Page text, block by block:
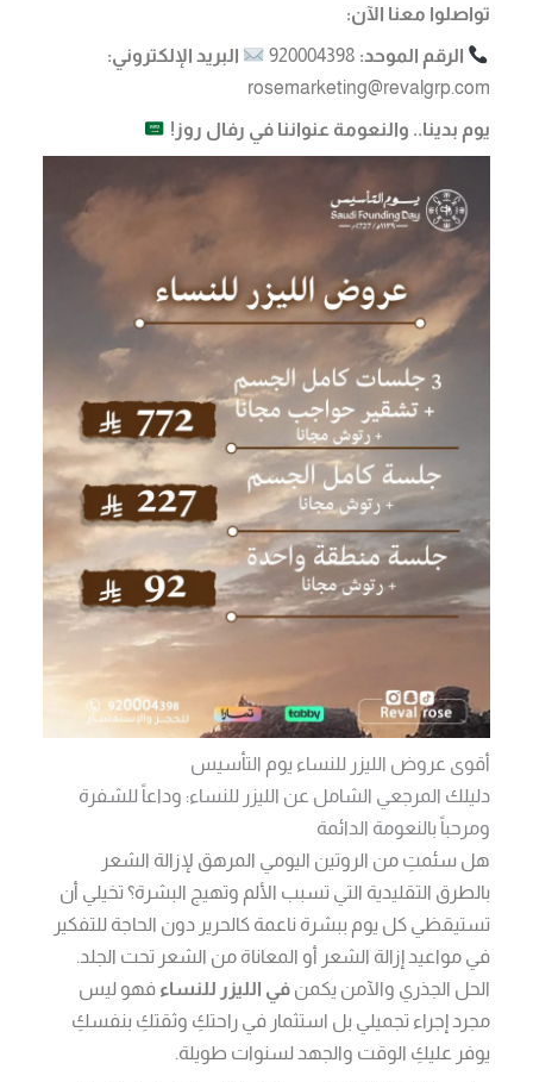
تواصلوا معنا الآن:
الرقم الموحد:
البريد الإلكتروني:
rosemarketing@revalgrp.com
يوم بدينا.. والنعومة عنواننا في رفال روز!
أقوى عروض الليزر للنساء يوم التأسيس
دليلك المرجعي الشامل عن الليزر للنساء: وداعاً للشفرة
ومرحباً بالنعومة الدائمة
هل سئمتِ من الروتين اليومي المرهق لإزالة الشعر
بالطرق التقليدية التي تسبب الألم وتهيج البشرة؟ تخيلي أن
تستيقظي كل يوم ببشرة ناعمة كالحرير دون الحاجة للتفكير
في مواعيد إزالة الشعر أو المعاناة من الشعر تحت الجلد.
الحل الجذري والآمن يكمنفي الليزر للنساء فهو ليس
مجرد إجراء تجميلي بل استثمار في راحتكِ وثقتكِ بنفسكِ
يوفر عليكِ الوقت والجهد لسنوات طويلة.